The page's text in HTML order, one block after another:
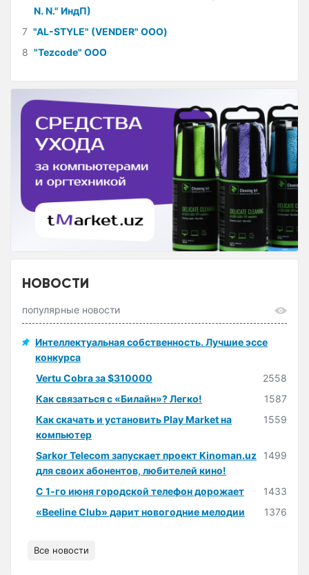
N. N." ИндП)
7 "AL-STYLE" (VENDER" ООО)
8 "Tezcode" ООО
НОВОСТИ
популярные новости
Интеллектуальная собственность. Лучшие эссе
конкурса
Vertu Cobra за $310000
2558
Как связаться с «Билайн»? Легко!
1587
Как скачать и установить Play Market на
компьютер
1559
Sarkor Telecom запускает проект Kinoman.uz
для своих абонентов, любителей кино!
1499
С 1-го июня городской телефон дорожает
1433
«Beeline Club» дарит новогодние мелодии
1376
Все новости